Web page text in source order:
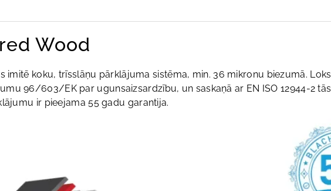
Wood
imitē koku, trīsslāņu pārklājuma sistēma, min. 36 mikronu biezumā.
96/603/EK par ugunsaizsardzību, un saskaņā ar EN ISO 12944-2
ir pieejama 55 gadu garantija.